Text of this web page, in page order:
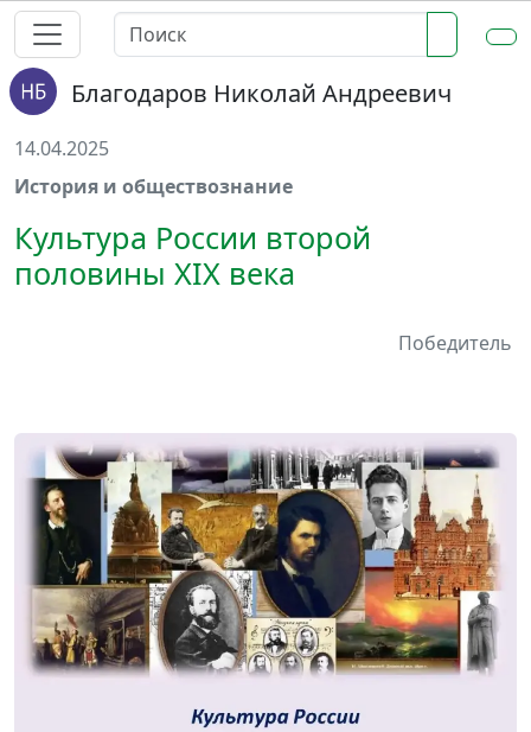
Благодаров Николай Андреевич
14.04.2025
История и обществознание
Культура России второй
половины XIX века
Победитель